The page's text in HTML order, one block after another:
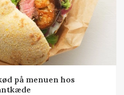
på menuen hos